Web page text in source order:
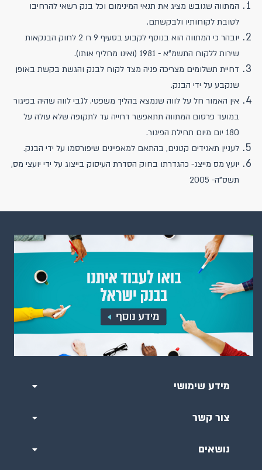
המתווה שגובש מציג את תנאי המינימום וכל בנק רשאי להרחיבו
לטובת לקוחותיו ולבקשתם.
יובהר כי המתווה הוא בנוסף לקבוע בסעיף 9 ח 2 לחוק הבנקאות
שירות ללקוח התשמ"א - 1981 (ואינו מחליף אותו).
דחיית תשלומים מצריכה פניה מצד לקוח לבנק והגשת בקשת באופן
שנקבע על ידי הבנק.
אין האמור חל על לווה שנמצא בהליך משפטי. לגבי לווה שהיה בפיגור
במועד פרסום המתווה תתאפשר דחייה עד לתקופה שלא עולה על
180 יום מיום תחילת הפיגור.
לעניין תאגידים קטנים, בהתאם למאפיינים שיפורסמו על ידי הבנק.
יועץ מס מייצג- כהגדרתו בחוק הסדרת העיסוק בייצוג על ידי יועצי מס,
תשס"ה- 2005
מידע שימושי
צור קשר
נושאים